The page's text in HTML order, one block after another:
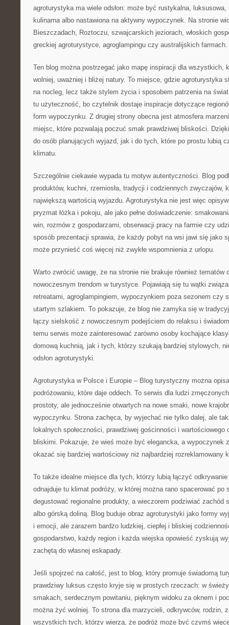
agroturystyka ma wiele odsłon: może być rustykalna,
kulinarna albo nastawiona na aktywny wypoczynek. Na stronie
Bieszczadach, Roztoczu, szwajcarskich jeziorach, włoskich
greckiej agroturystyce, agroglampingu czy australijskich farmach.
Ten blog można postrzegać jako mapę inspiracji dla wszystkich,
wolniej, uważniej i bliżej natury. To miejsce, gdzie agroturystyka
na nocleg, lecz także stylem życia i sposobem patrzenia na
tu użyteczność, bo czytelnik dostaje inspiracje dotyczące
form wypoczynku. Z drugiej strony obecna jest atmosfera
miejsc, które pozwalają poczuć smak prawdziwej bliskości.
do osób planujących wyjazd, jak i do tych, które po prostu lubią
klimatu.
Szczególnie ciekawie wypada tu motyw autentyczności. Blog
produktów, kuchni, rzemiosła, tradycji i codziennych zwyczajów,
największą wartością wyjazdu. Agroturystyka nie jest więc
pryzmat łóżka i pokoju, ale jako pełne doświadczenie:
win, rozmów z gospodarzami, obserwacji pracy na farmie czy
sposób prezentacji sprawia, że każdy pobyt na wsi jawi się jako
może przynieść coś więcej niż zwykłe wspomnienia z urlopu.
Warto zwrócić uwagę, że na stronie nie brakuje również tematów
nowoczesnym trendom w turystyce. Pojawiają się tu wątki
retreatami, agroglampingiem, wypoczynkiem poza sezonem czy
utartym szlakiem. To pokazuje, że blog nie zamyka się w
łączy sielskość z nowoczesnym podejściem do relaksu i
temu serwis może zainteresować zarówno osoby kochające
domową kuchnią, jak i tych, którzy szukają bardziej stylowych,
odsłon agroturystyki.
Agroturystyka w Polsce i Europie – Blog turystyczny można
podróżowaniu, które daje oddech. To serwis dla ludzi
prostoty, ale jednocześnie otwartych na nowe smaki, nowe
wypoczynku. Strona zachęca, by wyjechać nie tylko dalej, ale
lokalnych społeczności, prawdziwej gościnności i wartościowego
bliskimi. Pokazuje, że wieś może być elegancka, a wypoczynek
okazać się bardziej wartościowy niż najbardziej rozreklamowany
To także idealne miejsce dla tych, którzy lubią łączyć
odnajduje tu klimat podróży, w której można rano spacerować po
degustować regionalne produkty, a wieczorem podziwiać zachód
albo górską doliną. Blog buduje obraz agroturystyki jako formy
i emocji, ale zarazem bardzo ludzkiej, ciepłej i bliskiej
gospodarstwo, każdy region i każda wiejska opowieść zyskują
zachętą do własnej eskapady.
Jeśli spojrzeć na całość, jest to blog, który promuje świadomą
prawdziwy luksus często kryje się w prostych rzeczach: w
smakach, serdecznym powitaniu, pięknym widoku za oknem i
można żyć wolniej. To strona dla marzycieli, odkrywców, rodzin,
wszystkich tych, którzy wierzą, że podróż może być czymś